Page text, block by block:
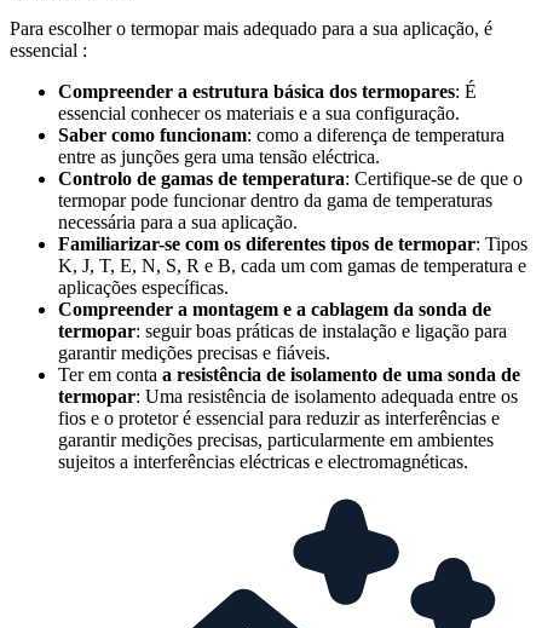
Para escolher o termopar mais adequado para a sua aplicação, é
essencial :
Compreender a estrutura básica dos termopares: É
essencial conhecer os materiais e a sua configuração.
Saber como funcionam: como a diferença de temperatura
entre as junções gera uma tensão eléctrica.
Controlo de gamas de temperatura: Certifique-se de que o
termopar pode funcionar dentro da gama de temperaturas
necessária para a sua aplicação.
Familiarizar-se com os diferentes tipos de termopar: Tipos
K, J, T, E, N, S, R e B, cada um com gamas de temperatura e
aplicações específicas.
Compreender a montagem e a cablagem da sonda de
termopar: seguir boas práticas de instalação e ligação para
garantir medições precisas e fiáveis.
Ter em conta a resistência de isolamento de uma sonda de
termopar: Uma resistência de isolamento adequada entre os
fios e o protetor é essencial para reduzir as interferências e
garantir medições precisas, particularmente em ambientes
sujeitos a interferências eléctricas e electromagnéticas.